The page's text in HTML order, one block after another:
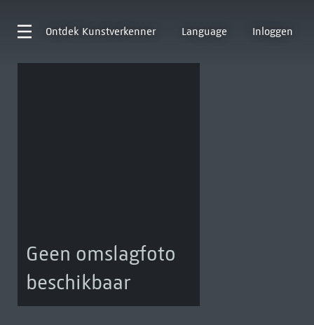
Ontdek Kunstverkenner Language Inloggen
Geen omslagfoto
beschikbaar